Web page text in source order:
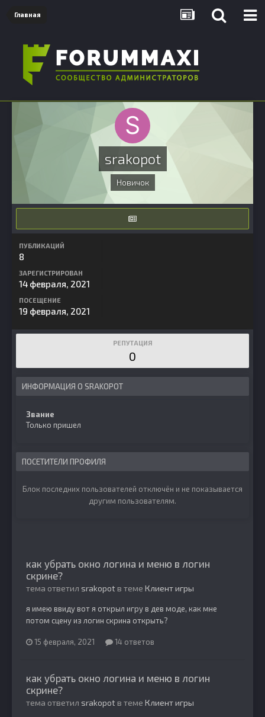
Главная
srakopot
Новичок
ПУБЛИКАЦИЙ
8
ЗАРЕГИСТРИРОВАН
14 февраля, 2021
ПОСЕЩЕНИЕ
19 февраля, 2021
РЕПУТАЦИЯ
0
ИНФОРМАЦИЯ О SRAKOPOT
Звание
Только пришел
ПОСЕТИТЕЛИ ПРОФИЛЯ
Блок последних пользователей отключён и не показывается
другим пользователям.
как убрать окно логина и меню в логин
скрине?
тема ответил srakopotв теме Клиент игры
я имею ввиду вот я открыл игру в дев моде, как мне
потом сцену из логин скрина открыть?
15 февраля, 2021 14 ответов
как убрать окно логина и меню в логин
скрине?
тема ответил srakopotв теме Клиент игры